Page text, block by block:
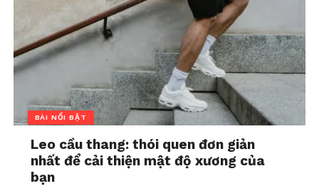
BÀI NỔI BẬT
Leo cầu thang: thói quen đơn giản
nhất để cải thiện mật độ xương của
bạn